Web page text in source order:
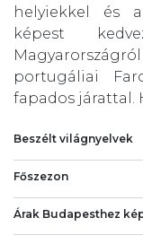
helyiekkel és
képest
portugáliai
fapados járattal.
Beszélt világnyelvek
Főszezon
Árak Budapesthez